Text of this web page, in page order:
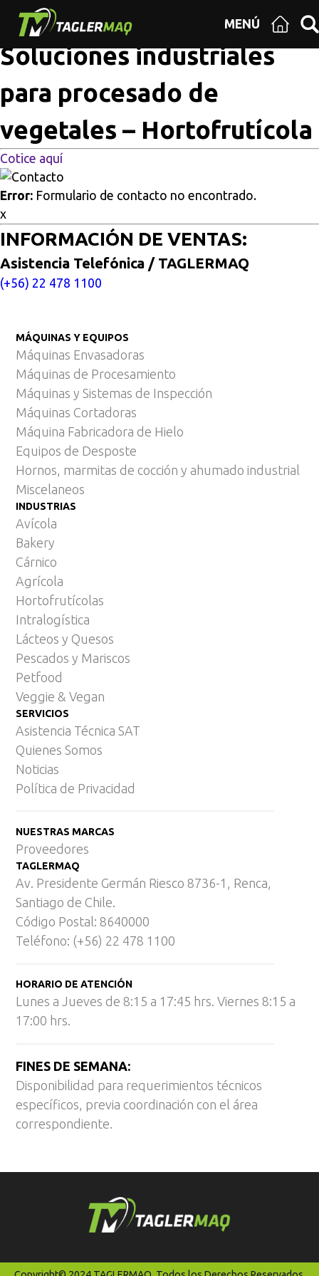
MENÚ
Multisitios
de vegetales – Hortofrutícola
Soluciones industriales
para procesado de
vegetales – Hortofrutícola
Cotice aquí
Error: Formulario de contacto no encontrado.
x
INFORMACIÓN DE VENTAS:
Asistencia Telefónica / TAGLERMAQ
(+56) 22 478 1100
MÁQUINAS Y EQUIPOS
Máquinas Envasadoras
Máquinas de Procesamiento
Máquinas y Sistemas de Inspección
Máquinas Cortadoras
Máquina Fabricadora de Hielo
Equipos de Desposte
Hornos, marmitas de cocción y ahumado industrial
Miscelaneos
INDUSTRIAS
Avícola
Bakery
Cárnico
Agrícola
Hortofrutícolas
Intralogística
Lácteos y Quesos
Pescados y Mariscos
Petfood
Veggie & Vegan
SERVICIOS
Asistencia Técnica SAT
Quienes Somos
Noticias
Política de Privacidad
NUESTRAS MARCAS
Proveedores
TAGLERMAQ
Av. Presidente Germán Riesco 8736-1, Renca,
Santiago de Chile.
Código Postal: 8640000
Teléfono: (+56) 22 478 1100
HORARIO DE ATENCIÓN
Lunes a Jueves de 8:15 a 17:45 hrs. Viernes 8:15 a
17:00 hrs.
FINES DE SEMANA:
Disponibilidad para requerimientos técnicos
específicos, previa coordinación con el área
correspondiente.